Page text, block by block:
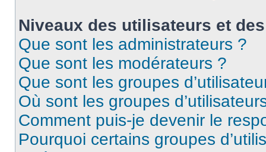
Niveaux des utilisateurs et
Que sont les administrateurs ?
Que sont les modérateurs ?
Que sont les groupes
Où sont les groupes
Comment puis-je devenir le
Pourquoi certains groupes